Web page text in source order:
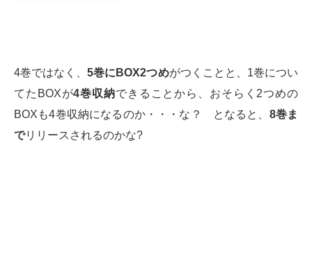
4巻ではなく、5巻にBOX2つめがつくことと、1巻につい
てたBOXが4巻収納できることから、おそらく2つめの
BOXも4巻収納になるのか・・・な？ となると、 8巻ま
でリリースされるのかな?